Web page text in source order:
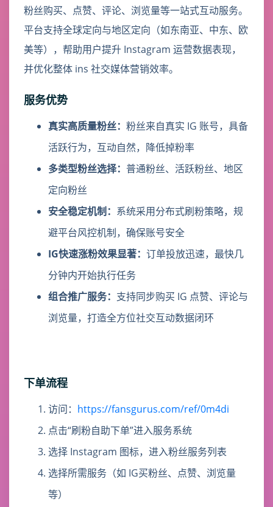
粉丝购买、点赞、评论、浏览量等一站式互动服务。
平台支持全球定向与地区定向（如东南亚、中东、欧
美等），帮助用户提升 Instagram 运营数据表现，
并优化整体 ins 社交媒体营销效率。
服务优势
真实高质量粉丝： 粉丝来自真实 IG 账号，具备
活跃行为，互动自然，降低掉粉率
多类型粉丝选择： 普通粉丝、活跃粉丝、地区
定向粉丝
安全稳定机制： 系统采用分布式刷粉策略，规
避平台风控机制，确保账号安全
IG快速涨粉效果显著： 订单投放迅速，最快几
分钟内开始执行任务
组合推广服务： 支持同步购买 IG 点赞、评论与
浏览量，打造全方位社交互动数据闭环
下单流程
访问： https://fansgurus.com/ref/0m4di
点击“刷粉自助下单”进入服务系统
选择 Instagram 图标，进入粉丝服务列表
选择所需服务（如 IG买粉丝、点赞、浏览量
等）